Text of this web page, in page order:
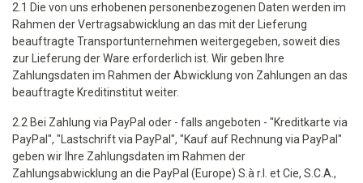
2.1 Die von uns erhobenen personenbezogenen Daten werden im
Rahmen der Vertragsabwicklung an das mit der Lieferung
beauftragte Transportunternehmen weitergegeben, soweit dies
zur Lieferung der Ware erforderlich ist. Wir geben Ihre
Zahlungsdaten im Rahmen der Abwicklung von Zahlungen an das
beauftragte Kreditinstitut weiter.
2.2 Bei Zahlung via PayPal oder - falls angeboten - "Kreditkarte via
PayPal", "Lastschrift via PayPal", "Kauf auf Rechnung via PayPal"
geben wir Ihre Zahlungsdaten im Rahmen der
Zahlungsabwicklung an die PayPal (Europe) S.à r.l. et Cie, S.C.A.,